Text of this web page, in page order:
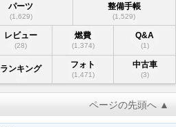
パーツ
(1,629)
整備手帳
(1,529)
レビュー
(28)
燃費
(1,374)
Q&A
(1)
ランキング フォト
(1,471)
中古車
(3)
ページの先頭へ ▲